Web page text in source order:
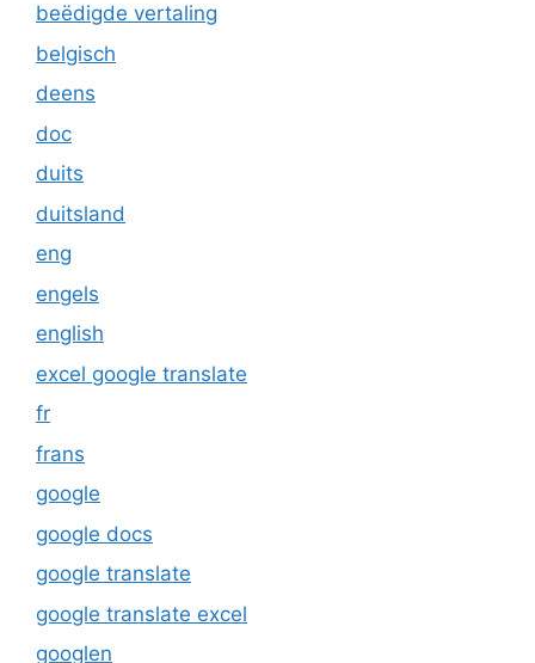
beëdigde vertaling
belgisch
deens
doc
duits
duitsland
eng
engels
english
excel google translate
fr
frans
google
google docs
google translate
google translate excel
googlen